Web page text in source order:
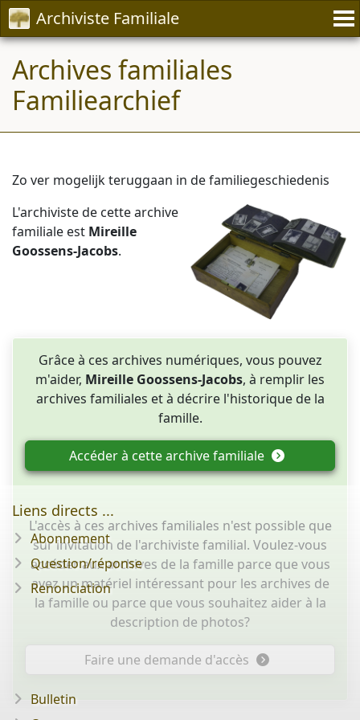
Archiviste Familiale
Archives familiales
Familiearchief
Zo ver mogelijk teruggaan in de familiegeschiedenis
L'archiviste de cette archive
familiale est Mireille
Goossens-Jacobs.
Grâce à ces archives numériques, vous pouvez
m'aider, Mireille Goossens-Jacobs, à remplir les
archives familiales et à décrire l'historique de la
famille.
Accéder à cette archive familiale
L'accès à ces archives familiales n'est possible que
sur invitation de l'archiviste familial. Voulez-vous
accéder aux archives de la famille parce que vous
avez un matériel intéressant pour les archives de
la famille ou parce que vous souhaitez aider à la
description de photos?
Faire une demande d'accès
Liens directs ...
Abonnement
Question/réponse
Renonciation
Bulletin